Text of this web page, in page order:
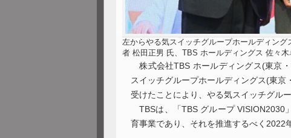
左からやる気スイッチグループホールディン
者 松田正男 氏、TBS ホールディングス 佐々
株式会社TBS ホールディングス(東京
スイッチグループホールディングス(東
受けたことにより、やる気スイッチグル
TBSは、「TBS グループ VISION2030
育事業であり、それを推進するべく2022